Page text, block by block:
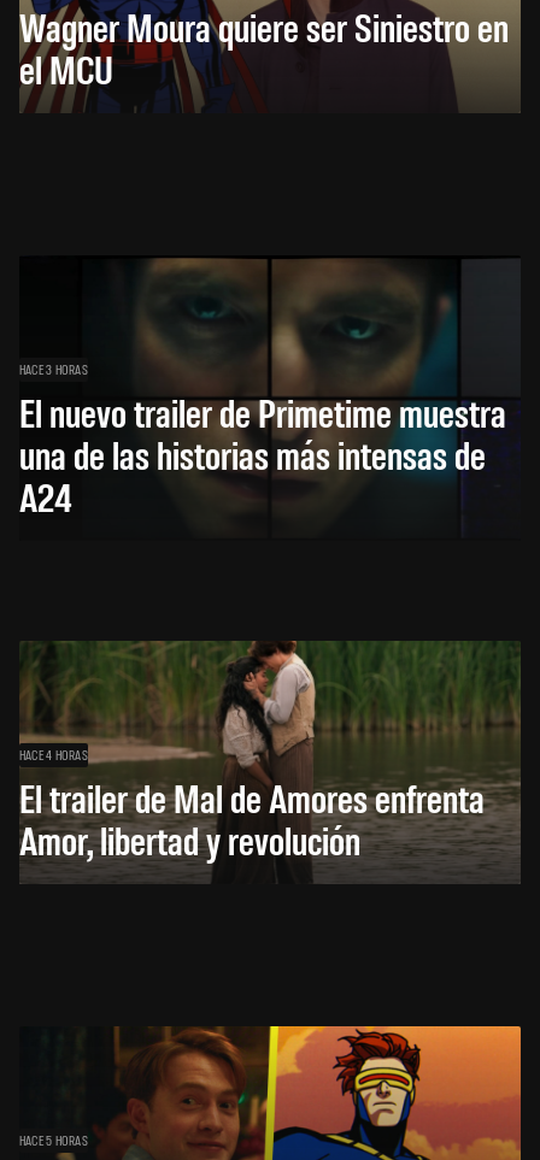
Wagner Moura quiere ser Siniestro en
el MCU
HACE 3 HORAS
El nuevo trailer de Primetime muestra
una de las historias más intensas de
A24
HACE 4 HORAS
El trailer de Mal de Amores enfrenta
Amor, libertad y revolución
HACE 5 HORAS